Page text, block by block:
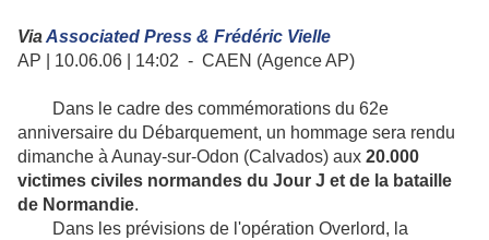
ViaAssociated Press & Frédéric Vielle
AP | 10.06.06 | 14:02 - CAEN (Agence AP)
Dans le cadre des commémorations du 62e
anniversaire du Débarquement, un hommage sera rendu
dimanche à Aunay-sur-Odon (Calvados) aux 20.000
victimes civiles normandes du Jour J et de la bataille
de Normandie.
Dans les prévisions de l'opération Overlord, la